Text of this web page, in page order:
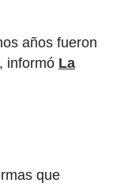
años fueron
informó La
que